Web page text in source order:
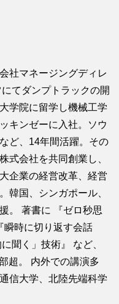
社マネージングディレ
てダンプトラックの開
学院に留学し機械工学
キンゼーに入社。ソウ
ど、14年間活躍。その
式会社を共同創業し、
企業の経営改革、経営
韓国、シンガポール、
。 著書に 『ゼロ秒思
瞬時に切り返す会話
聞く」技術』 など、
超。 内外での講演多
信大学、北陸先端科学